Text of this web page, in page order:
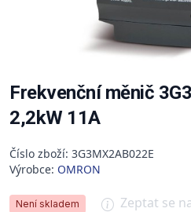
Frekvenční měnič
2,2kW 11A
Číslo zboží: 3G3MX2AB022E
Výrobce: OMRON
Není skladem Zeptat se